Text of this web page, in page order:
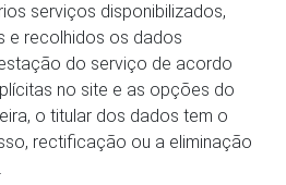
serviços disponibilizados,
e recolhidos os dados
do serviço de acordo
no site e as opções do
o titular dos dados tem o
rectificação ou a eliminação